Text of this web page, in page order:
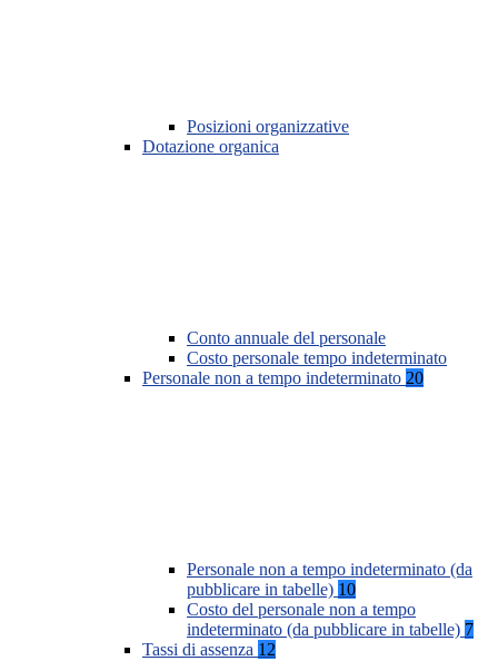
Posizioni organizzative
Dotazione organica
Conto annuale del personale
Costo personale tempo indeterminato
Personale non a tempo indeterminato 20
Personale non a tempo indeterminato (da
pubblicare in tabelle) 10
Costo del personale non a tempo
indeterminato (da pubblicare in tabelle) 7
Tassi di assenza 12